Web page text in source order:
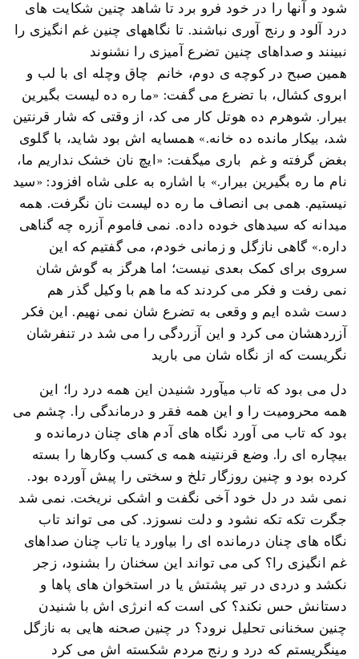
شود و آنها را در خود فرو برد تا شاهد چنین شکایت های
درد آلود و رنج آوری نباشند. تا نگاههای چنین غم انگیزی را
نبینند و صداهای چنین تضرع آمیزی را نشنوند
همین صبح در کوچه ی دوم، خانم چاق وچله ای با لب و
ابروی کشال، با تضرع می گفت: «ما ره ده لیست بگیرین
بیرار. شوهرم ده هوتل کار می کد، از وقتی که شار قرنتین
شد، بیکار مانده ده خانه.» همسایه اش بود شاید، با گلوی
بغض گرفته و غم باری میگفت: «ایچ نان خشک نداریم ما،
نام ما ره بگیرین بیرار.» با اشاره به علی شاه افزود: «سید
نیستیم. همی بی انصاف ما ره ده لیست نان نگرفت. همه
میدانه که سیدهای خوده داده. نمی فاموم آزره چه گناهی
داره.» گاهی نازگل و زمانی خودم، می گفتیم که این
سروی برای کمک بعدی نیست؛ اما هرگز به گوش شان
نمی رفت و فکر می کردند که ما هم با وکیل گذر هم
دست شده ایم و وقعی به تضرع شان نمی نهیم. این فکر
آزردهشان می کرد و این آزردگی را می شد در تنفرشان
نگریست که از نگاه شان می بارید
دل می بود که تاب میآورد شنیدن این همه درد را؛ این
همه محرومیت را و این همه فقر و درماندگی را. چشم می
بود که تاب می آورد نگاه های آدم های چنان درمانده و
بیچاره ای را. وضع قرنتینه همه ی کسب وکارها را بسته
کرده بود و چنین روزگار تلخ و سختی را پیش آورده بود.
نمی شد در دل خود آخی نگفت و اشکی نریخت. نمی شد
جگرت تکه تکه نشود و دلت نسوزد. کی می تواند تاب
نگاه های چنان درمانده ای را بیاورد یا تاب چنان صداهای
غم انگیزی را؟ کی می تواند این سخنان را بشنود، زجر
نکشد و دردی در تیر پشتش یا در استخوان های پاها و
دستانش حس نکند؟ کی است که انرژی اش با شنیدن
چنین سخنانی تحلیل نرود؟ در چنین صحنه هایی به نازگل
مینگریستم که درد و رنج مردم شکسته اش می کرد